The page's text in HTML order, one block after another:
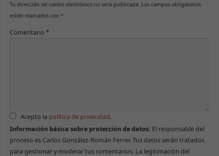
Tu dirección de correo electrónico no será publicada. Los campos obligatorios
están marcados con *
Comentario *
Acepto la política de privacidad.
Información básica sobre protección de datos: El responsable del
proceso es Carlos González-Román Ferrer. Tus datos serán tratados
para gestionar y moderar tus comentarios. La legitimación del